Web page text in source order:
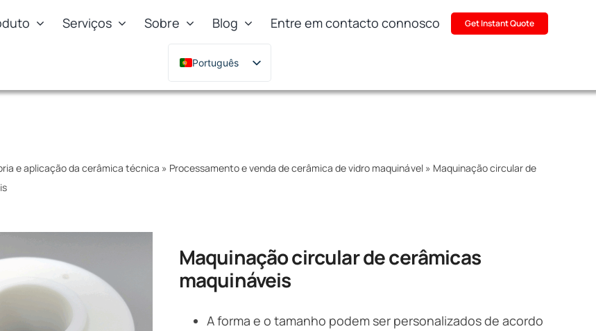
Serviços Sobre Blog Entre em contacto connosco Get Instant Quote
Português
English
Italiano
e aplicação da cerâmica técnica » Processamento e venda de cerâmica de vidro maquinável» Maquinação circular de
Maquinação circular de cerâmicas
maquináveis
A forma e o tamanho podem ser personalizados de acordo